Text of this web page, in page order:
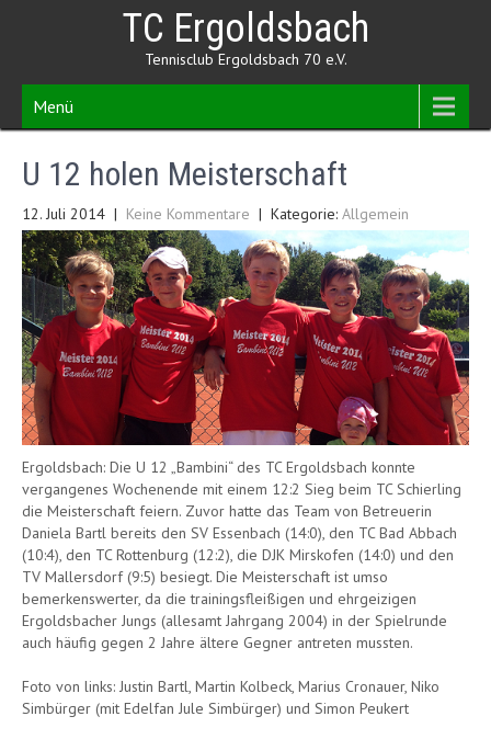
TC Ergoldsbach
Tennisclub Ergoldsbach 70 e.V.
Menü
U 12 holen Meisterschaft
12. Juli 2014 | Keine Kommentare | Kategorie: Allgemein
Ergoldsbach: Die U 12 „Bambini“ des TC Ergoldsbach konnte
vergangenes Wochenende mit einem 12:2 Sieg beim TC Schierling
die Meisterschaft feiern. Zuvor hatte das Team von Betreuerin
Daniela Bartl bereits den SV Essenbach (14:0), den TC Bad Abbach
(10:4), den TC Rottenburg (12:2), die DJK Mirskofen (14:0) und den
TV Mallersdorf (9:5) besiegt. Die Meisterschaft ist umso
bemerkenswerter, da die trainingsfleißigen und ehrgeizigen
Ergoldsbacher Jungs (allesamt Jahrgang 2004) in der Spielrunde
auch häufig gegen 2 Jahre ältere Gegner antreten mussten.
Foto von links: Justin Bartl, Martin Kolbeck, Marius Cronauer, Niko
Simbürger (mit Edelfan Jule Simbürger) und Simon Peukert